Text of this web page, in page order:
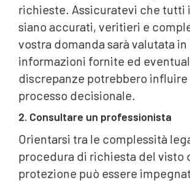
richieste. Assicuratevi che tutti
siano accurati, veritieri e
vostra domanda sarà valutata in
informazioni fornite ed
discrepanze potrebbero influire
processo decisionale.
2. Consultare un professionista
Orientarsi tra le complessità
procedura di richiesta del visto
protezione può essere